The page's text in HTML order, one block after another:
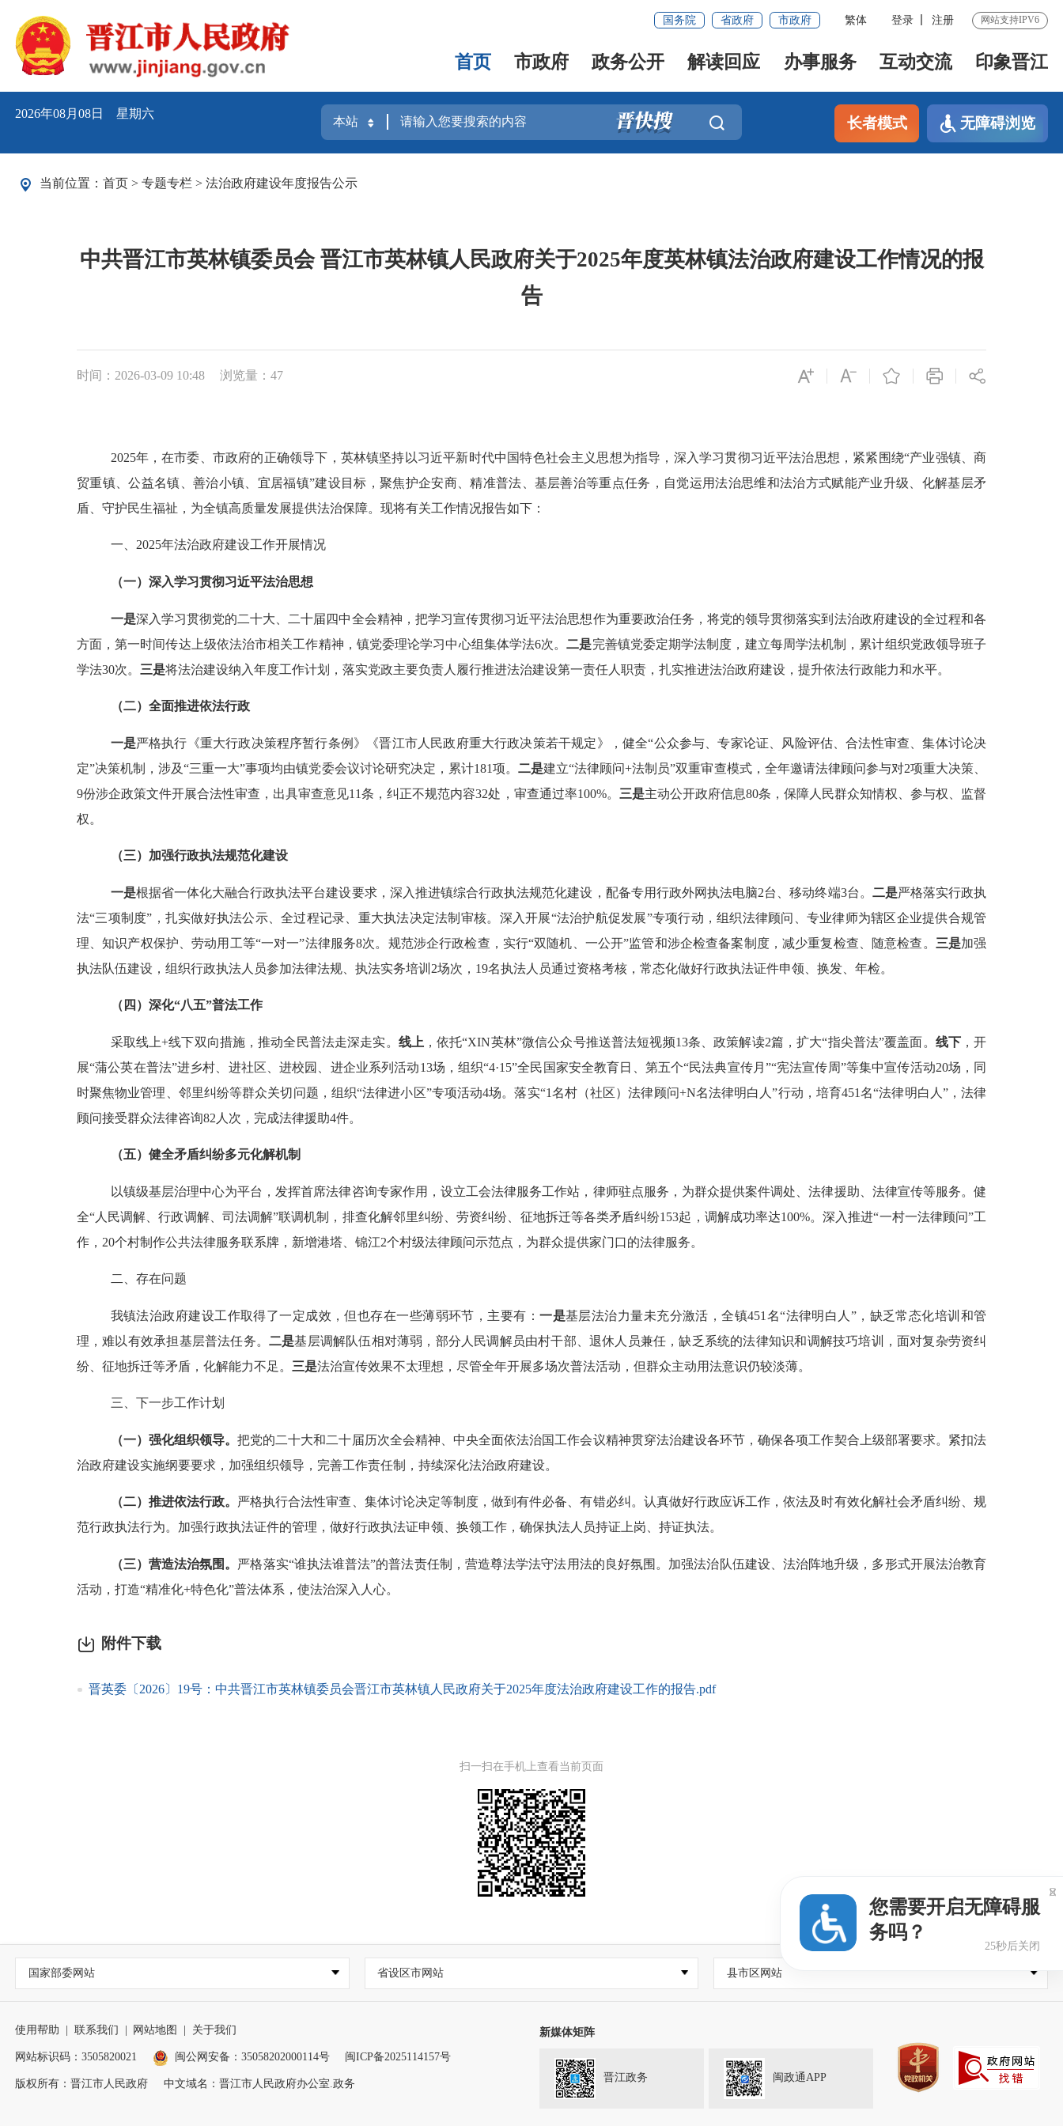
国务院 省政府 市政府 繁体 登录 注册 网站支持IPV6
首页 市政府 政务公开 解读回应 办事服务 互动交流 印象晋江
2026年08月08日 星期六
长者模式 无障碍浏览
当前位置： 首页 > 专题专栏 > 法治政府建设年度报告公示
中共晋江市英林镇委员会 晋江市英林镇人民政府关于2025年度英林镇法治政府建设工作情况的报
告
时间：2026-03-09 10:48 浏览量：47
2025年，在市委、市政府的正确领导下，英林镇坚持以习近平新时代中国特色社会主义思想为指导，深入学习贯彻习近平法治思想，紧紧围绕“产业强镇、商
贸重镇、公益名镇、善治小镇、宜居福镇”建设目标，聚焦护企安商、精准普法、基层善治等重点任务，自觉运用法治思维和法治方式赋能产业升级、化解基层矛
盾、守护民生福祉，为全镇高质量发展提供法治保障。现将有关工作情况报告如下：
一、 2025年法治政府建设工作开展情况
（一）深入学习贯彻习近平法治思想
一是深入学习贯彻党的二十大、二十届四中全会精神，把学习宣传贯彻习近平法治思想作为重要政治任务，将党的领导贯彻落实到法治政府建设的全过程和各
方面，第一时间传达上级依法治市相关工作精神， 镇党委理论学习中心组集体学法6次。二是完善镇党委定期学法制度，建立每周学法机制，累计组织党政领导班子
学法30次。 三是将法治建设纳入年度工作计划，落实党政主要负责人履行推进法治建设第一责任人职责，扎实推进法治政府建设，提升依法行政能力和水平。
（二）全面推进依法行政
一是严格执行《重大行政决策程序暂行条例》《晋江市人民政府重大行政决策若干规定》，健全“公众参与、专家论证、风险评估、合法性审查、集体讨论决
定”决策机制，涉及“三重一大”事项均由镇党委会议讨论研究决定，累计181项。 二是建立“法律顾问+法制员”双重审查模式，全年邀请法律顾问参与对2项重大决策、
9份涉企政策文件开展合法性审查，出具审查意见11条，纠正不规范内容32处，审查通过率100%。 三是主动公开政府信息80条，保障人民群众知情权、参与权、监督
权。
（三）加强行政执法规范化建设
一是根据省一体化大融合行政执法平台建设要求，深入推进镇综合行政执法规范化建设，配备专用行政外网执法电脑2台、移动终端3台。 二是严格落实行政执
法“三项制度”，扎实做好执法公示、全过程记录、重大执法决定法制审核。深入开展“法治护航促发展”专项行动，组织法律顾问、专业律师为辖区企业提供合规管
理、知识产权保护、劳动用工等“一对一”法律服务8次。规范涉企行政检查，实行“双随机、一公开”监管和涉企检查备案制度，减少重复检查、随意检查。 三是加强
执法队伍建设，组织行政执法人员参加法律法规、执法实务培训 2场次， 19名执法人员通过资格考核，常态化做好行政执法证件申领、换发、年检。
（四）深化“八五”普法工作
采取线上+线下双向措施，推动全民普法走深走实。 线上 ，依托“XIN英林”微信公众号推送普法短视频13条、政策解读2篇，扩大“指尖普法”覆盖面。 线下 ，开
展“蒲公英在普法”进乡村、进社区、进校园、进企业系列活动13场，组织“4·15”全民国家安全教育日、第五个“民法典宣传月”“宪法宣传周”等集中宣传活动20场，同
时聚焦物业管理、邻里纠纷等群众关切问题，组织“法律进小区”专项活动4场。落实“1名村（社区）法律顾问+N名法律明白人”行动，培育451名“法律明白人”，法律
顾问接受群众法律咨询82 人次，完成法律援助4件。
（五）健全矛盾纠纷多元化解机制
以镇级基层治理中心为平台，发挥首席法律咨询专家作用，设立工会法律服务工作站，律师驻点服务，为群众提供案件调处、法律援助、法律宣传等服务。健
全“人民调解、行政调解、司法调解”联调机制，排查化解邻里纠纷、劳资纠纷、征地拆迁等各类矛盾纠纷153起，调解成功率达100%。深入推进“一村一法律顾问”工
作， 20个村制作公共法律服务联系牌，新增港塔、锦江2个村级法律顾问示范点，为群众提供家门口的法律服务。
二、存在问题
我镇法治政府建设工作取得了一定成效，但也存在一些薄弱环节，主要有：一是基层法治力量未充分激活，全镇451 名“法律明白人”，缺乏常态化培训和管
理，难以有效承担基层普法任务。 二是基层调解队伍相对薄弱，部分人民调解员由村干部、退休人员兼任，缺乏系统的法律知识和调解技巧培训，面对复杂劳资纠
纷、征地拆迁等矛盾，化解能力不足。 三是法治宣传效果不太理想，尽管全年开展多场次普法活动，但群众主动用法意识仍较淡薄。
三、下一步工作计划
（一）强化组织领导。把党的二十大和二十届历次全会精神、中央全面依法治国工作会议精神贯穿法治建设各环节，确保各项工作契合上级部署要求。 紧扣法
治政府建设实施纲要要求，加强组织领导，完善工作责任制，持续深化法治政府建设。
（二）推进依法行政。 严格执行合法性审查、集体讨论决定等制度，做到有件必备、有错必纠。认真做好行政应诉工作，依法及时有效化解社会矛盾纠纷、规
范行政执法行为。加强行政执法证件的管理，做好行政执法证申领、换领工作，确保执法人员持证上岗、持证执法。
（三） 营造法治氛围。 严格落实“谁执法谁普法”的普法责任制，营造尊法学法守法用法的良好氛围。加强法治队伍建设、法治阵地升级，多形式开展法治教育
活动，打造“精准化+特色化”普法体系，使法治深入人心。
附件下载
晋英委〔2026〕19号：中共晋江市英林镇委员会晋江市英林镇人民政府关于2025年度法治政府建设工作的报告.pdf
扫一扫在手机上查看当前页面
国家部委网站 省设区市网站 县市区网站
使用帮助 联系我们 网站地图 关于我们
网站标识码：3505820021 闽公网安备：35058202000114号 闽ICP备2025114157号
版权所有：晋江市人民政府 中文域名：晋江市人民政府办公室.政务
新媒体矩阵
晋江政务 闽政通APP
您需要开启无障碍服
务吗？
25秒后关闭
